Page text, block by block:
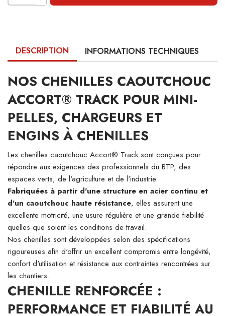
DESCRIPTION INFORMATIONS TECHNIQUES
NOS CHENILLES CAOUTCHOUC
ACCORT® TRACK POUR MINI-
PELLES, CHARGEURS ET
ENGINS À CHENILLES
Les chenilles caoutchouc Accort® Track sont conçues pour
répondre aux exigences des professionnels du BTP, des
espaces verts, de l'agriculture et de l'industrie.
Fabriquées à partir d'une structure en acier continu et
d'un caoutchouc haute résistance, elles assurent une
excellente motricité, une usure régulière et une grande fiabilité
quelles que soient les conditions de travail.
Nos chenilles sont développées selon des spécifications
rigoureuses afin d'offrir un excellent compromis entre longévité,
confort d'utilisation et résistance aux contraintes rencontrées sur
les chantiers.
CHENILLE RENFORCÉE :
PERFORMANCE ET FIABILITÉ AU